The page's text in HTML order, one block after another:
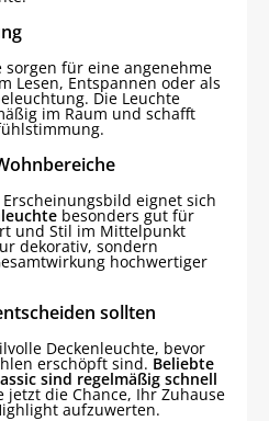
für eine angenehme
Lesen, Entspannen oder als
Die Leuchte
im Raum und schafft
eignet sich
besonders gut für
und Stil im Mittelpunkt
dekorativ, sondern
hochwertiger
sollten
Deckenleuchte, bevor
erschöpft sind. Beliebte
sind regelmäßig schnell
jetzt die Chance, Ihr Zuhause
aufzuwerten.